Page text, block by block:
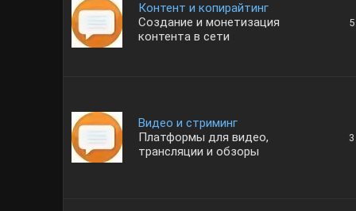
Контент и копирайтинг
Создание и монетизация
контента в сети
5
Видео и стриминг
Платформы для видео,
трансляции и обзоры
3